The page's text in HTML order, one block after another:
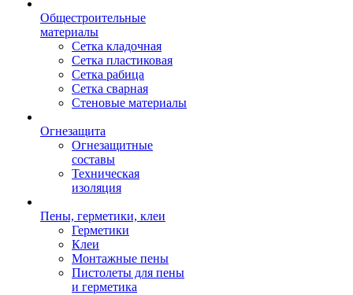
Общестроительные
материалы
Сетка кладочная
Сетка пластиковая
Сетка рабица
Сетка сварная
Стеновые материалы
Огнезащита
Огнезащитные
составы
Техническая
изоляция
Пены, герметики, клеи
Герметики
Клеи
Монтажные пены
Пистолеты для пены
и герметика